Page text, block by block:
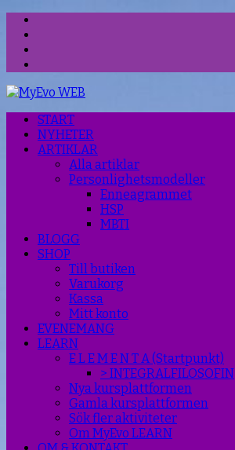
START
NYHETER
ARTIKLAR
Alla artiklar
Personlighetsmodeller
Enneagrammet
HSP
MBTI
BLOGG
SHOP
Till butiken
Varukorg
Kassa
Mitt konto
EVENEMANG
LEARN
E L E M E N T A (Startpunkt)
> INTEGRALFILOSOFIN
Nya kursplattformen
Gamla kursplattformen
Sök fler aktiviteter
Om MyEvo LEARN